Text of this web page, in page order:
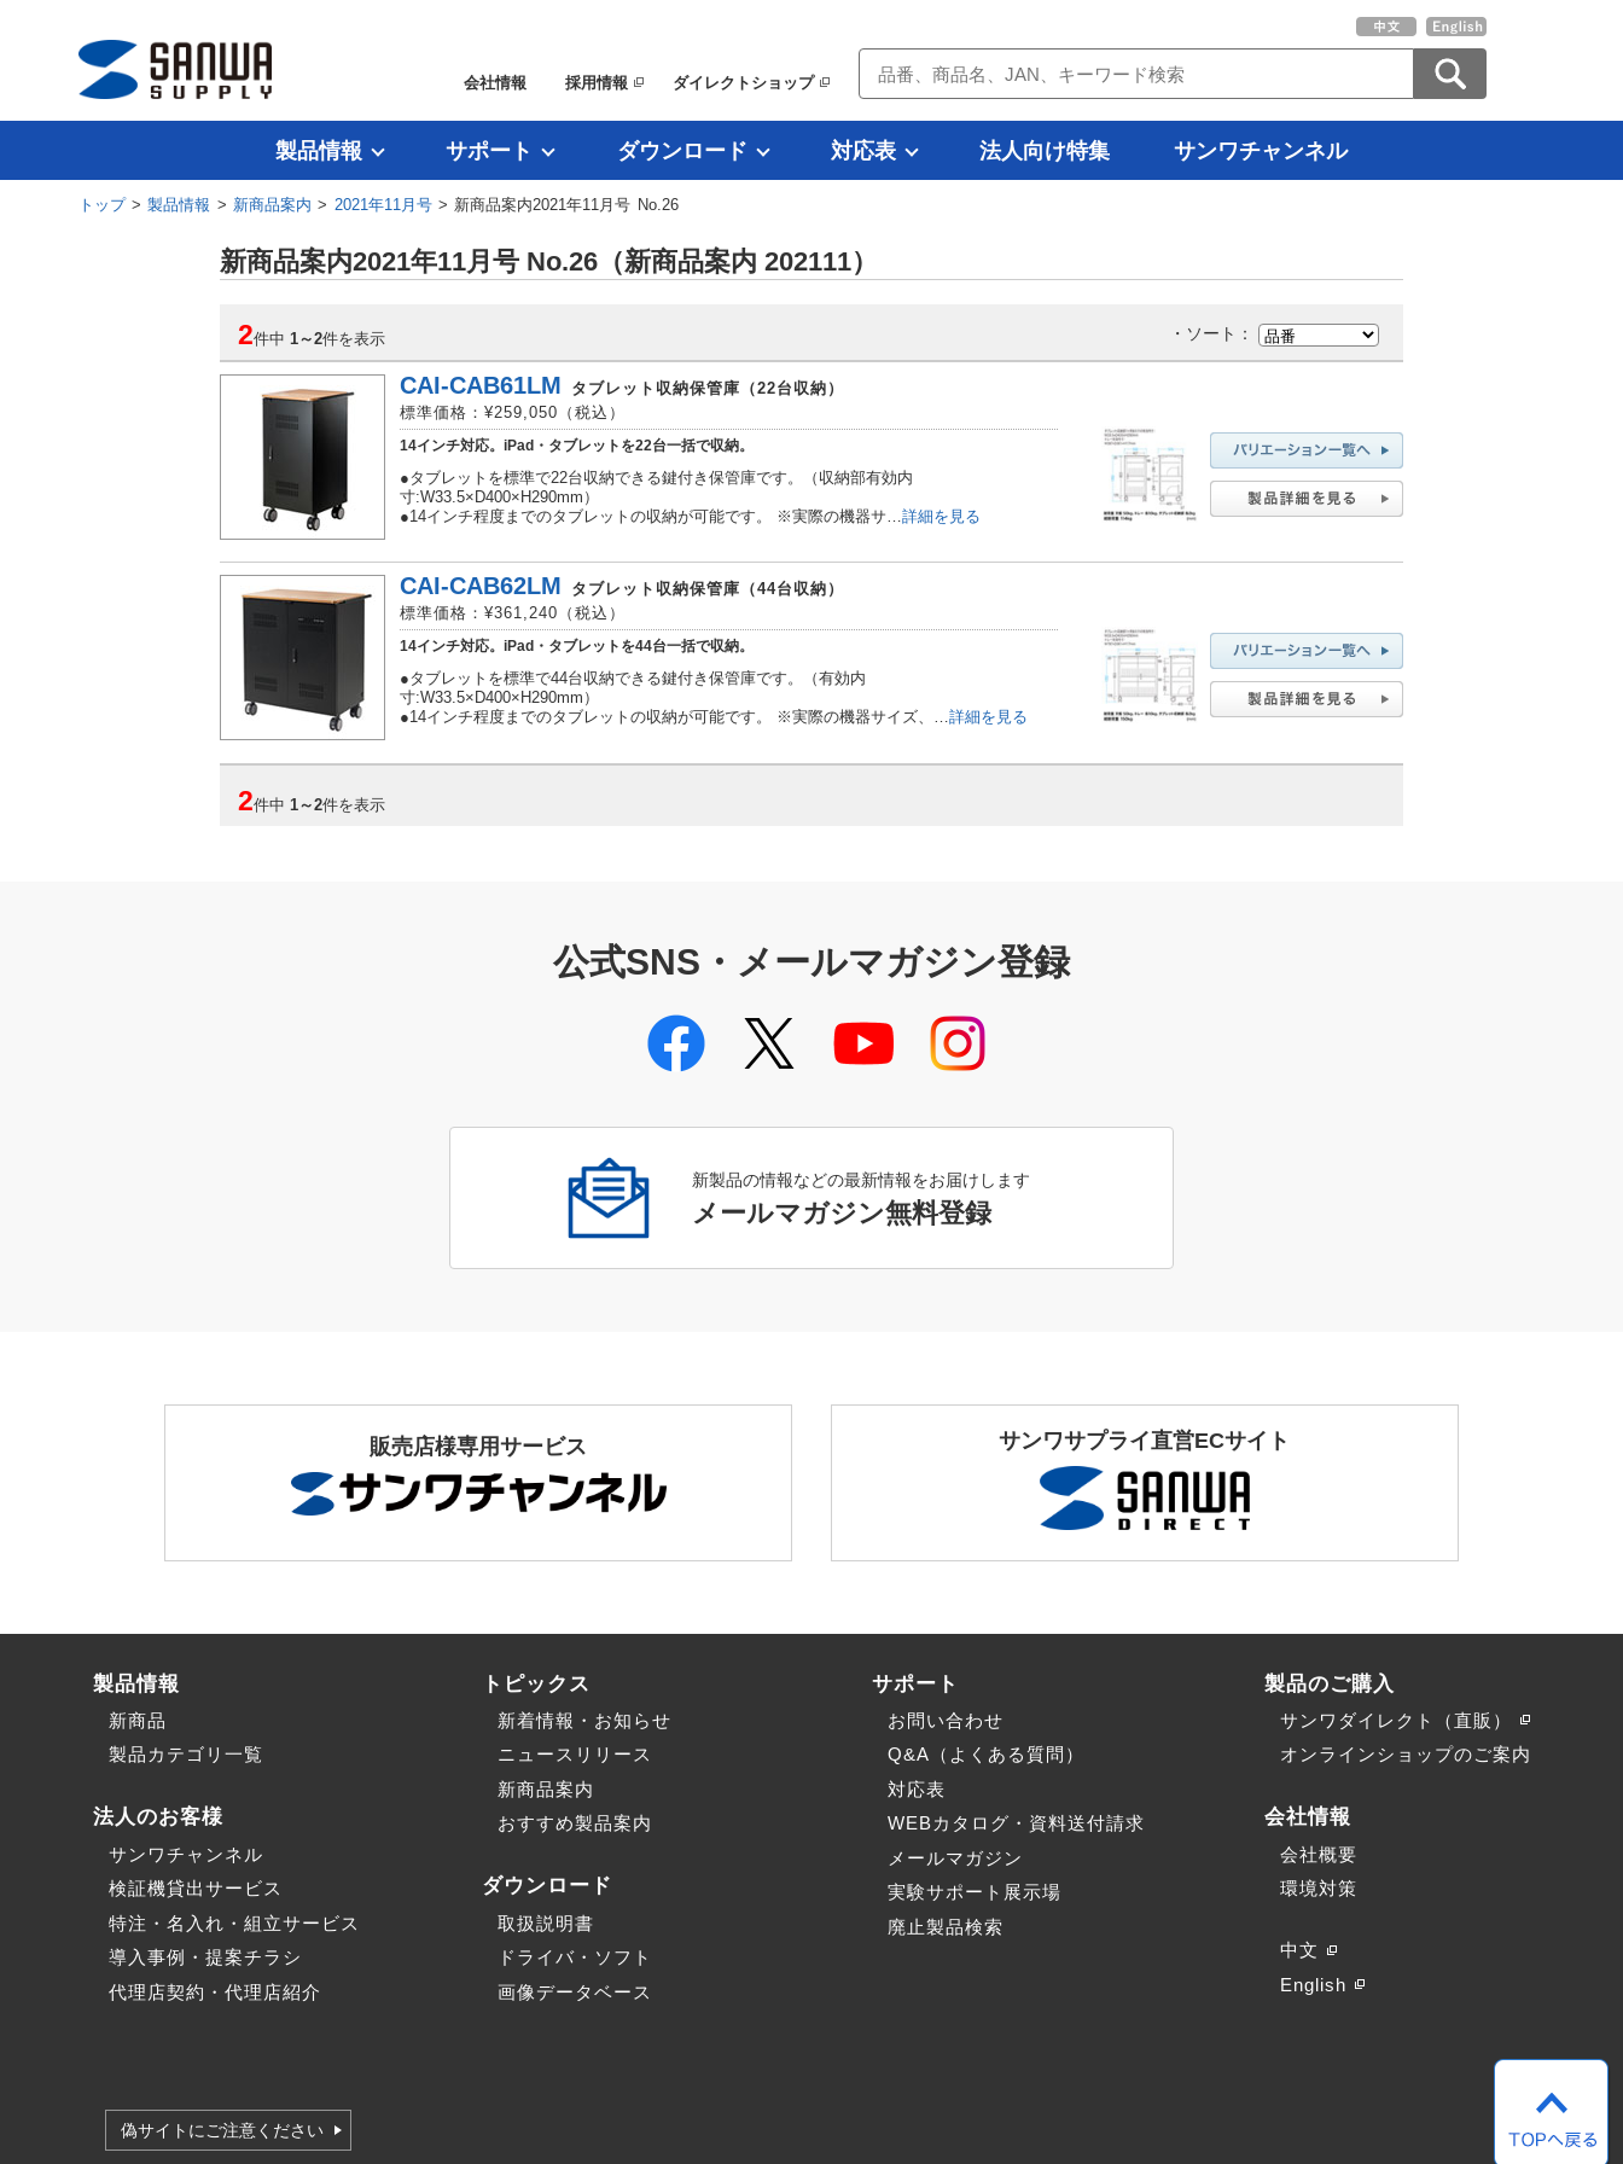
会社情報 採用情報 ダイレクトショップ
製品情報 サポート ダウンロード 対応表 法人向け特集 サンワチャンネル
トップ>製品情報 > 新商品案内 > 2021年11月号> 新商品案内2021年11月号 No.26
新商品案内2021年11月号 No.26（新商品案内 202111）
・ソート：
2件中 1～2件を表示
CAI-CAB61LM
タブレット収納保管庫（22台収納）
標準価格：¥259,050（税込）
14インチ対応。iPad・タブレットを22台一括で収納。
●タブレットを標準で22台収納できる鍵付き保管庫です。（収納部有効内
寸:W33.5×D400×H290mm）
●14インチ程度までのタブレットの収納が可能です。 ※実際の機器サ…詳細を見る
CAI-CAB62LM
タブレット収納保管庫（44台収納）
標準価格：¥361,240（税込）
14インチ対応。iPad・タブレットを44台一括で収納。
●タブレットを標準で44台収納できる鍵付き保管庫です。（有効内
寸:W33.5×D400×H290mm）
●14インチ程度までのタブレットの収納が可能です。 ※実際の機器サイズ、…詳細を見る
2件中 1～2件を表示
公式SNS・メールマガジン登録
新製品の情報などの最新情報をお届けします
メールマガジン無料登録
販売店様専用サービス サンワサプライ直営ECサイト
製品情報
新商品
製品カテゴリ一覧
法人のお客様
サンワチャンネル
検証機貸出サービス
特注・名入れ・組立サービス
導入事例・提案チラシ
代理店契約・代理店紹介
トピックス
新着情報・お知らせ
ニュースリリース
新商品案内
おすすめ製品案内
ダウンロード
取扱説明書
ドライバ・ソフト
画像データベース
サポート
お問い合わせ
Q&A（よくある質問）
対応表
WEBカタログ・資料送付請求
メールマガジン
実験サポート展示場
廃止製品検索
製品のご購入
サンワダイレクト（直販）
オンラインショップのご案内
会社情報
会社概要
環境対策
中文
English
偽サイトにご注意ください